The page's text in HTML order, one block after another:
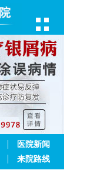
医院新闻
来院路线